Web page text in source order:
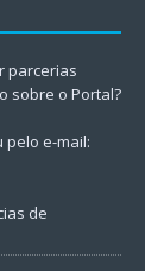
parcerias
sobre o Portal?
pelo e-mail:
de